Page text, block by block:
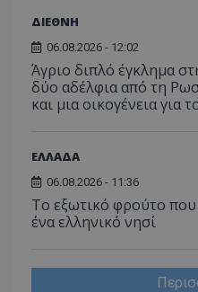
ΔΙΕΘΝΗ
06.08.2026 - 12:02
Άγριο διπλό έγκλημα
δύο αδέλφια από τη
και μια οικογένεια για
ΕΛΛΑΔΑ
06.08.2026 - 11:36
Το εξωτικό φρούτο που
ένα ελληνικό νησί